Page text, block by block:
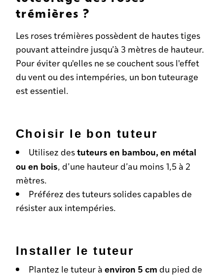
trémières ?
Les roses trémières possèdent de hautes tiges
pouvant atteindre jusqu’à 3 mètres de hauteur.
Pour éviter qu'elles ne se couchent sous l'effet
du vent ou des intempéries, un bon tuteurage
est essentiel.
Choisir le bon tuteur
Utilisez destuteurs en bambou, en métal
ou en bois, d’une hauteur d’au moins 1,5 à 2
mètres.
Préférez des tuteurs solides capables de
résister aux intempéries.
Installer le tuteur
Plantez le tuteur à environ 5 cm du pied de